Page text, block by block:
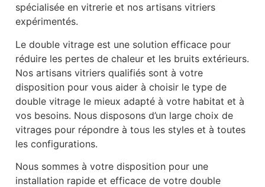
spécialisée en vitrerie et nos artisans vitriers
expérimentés.
Le double vitrage est une solution efficace pour
réduire les pertes de chaleur et les bruits extérieurs.
Nos artisans vitriers qualifiés sont à votre
disposition pour vous aider à choisir le type de
double vitrage le mieux adapté à votre habitat et à
vos besoins. Nous disposons d’un large choix de
vitrages pour répondre à tous les styles et à toutes
les configurations.
Nous sommes à votre disposition pour une
installation rapide et efficace de votre double